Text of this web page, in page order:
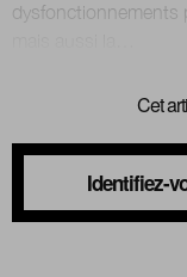
dysfonctionnements
Cet
Identifiez-